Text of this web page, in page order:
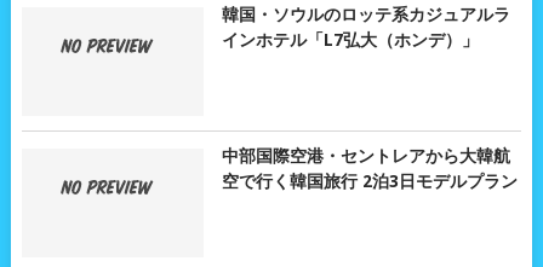
韓国・ソウルのロッテ系カジュアルラ
インホテル「L7弘大（ホンデ）」
中部国際空港・セントレアから大韓航
空で行く韓国旅行 2泊3日モデルプラン